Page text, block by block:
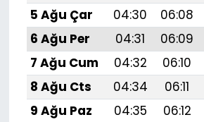
5 Ağu Çar
04:30 06:08
6 Ağu Per
04:31 06:09
7 Ağu Cum
04:32 06:10
8 Ağu Cts
04:34 06:11
9 Ağu Paz
04:35 06:12